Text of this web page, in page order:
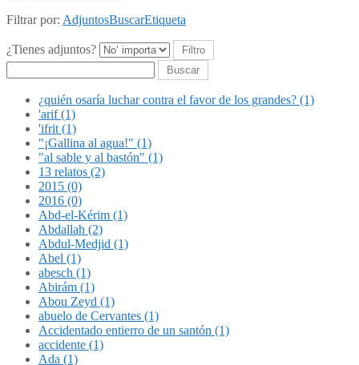
Filtrar por: AdjuntosBuscarEtiqueta
¿Tienes adjuntos?
Buscar
¿quién osaría luchar contra el favor de los grandes? (1)
'arif (1)
'ifrit (1)
"¡Gallina al agua!" (1)
"al sable y al bastón" (1)
13 relatos (2)
2015 (0)
2016 (0)
Abd-el-Kérim (1)
Abdallah (2)
Abdul-Medjid (1)
Abel (1)
abesch (1)
Abirám (1)
Abou Zeyd (1)
abuelo de Cervantes (1)
Accidentado entierro de un santón (1)
accidente (1)
Ada (1)